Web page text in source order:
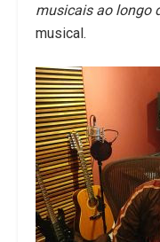
musicais ao longo
musical.